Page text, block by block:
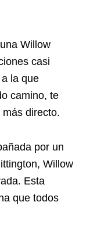
Willow
casi
la que
camino, te
directo.
por un
Willow
Esta
que todos